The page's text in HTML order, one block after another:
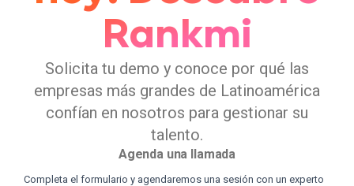
Rankmi
Solicita tu demo y conoce por qué las
empresas más grandes de Latinoamérica
confían en nosotros para gestionar su
talento.
Agenda una llamada
Completa el formulario y agendaremos una sesión con un experto